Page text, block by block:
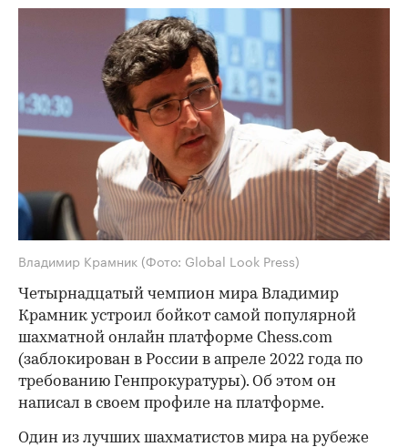
Владимир Крамник (Фото: Global Look Press)
Четырнадцатый чемпион мира Владимир
Крамник устроил бойкот самой популярной
шахматной онлайн платформе Chess.сom
(заблокирован в России в апреле 2022 года по
требованию Генпрокуратуры). Об этом он
написал в своем профиле на платформе.
Один из лучших шахматистов мира на рубеже